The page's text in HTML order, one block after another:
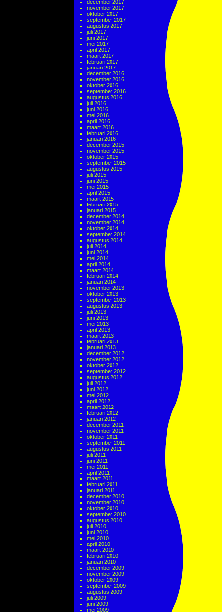
december 2017
november 2017
oktober 2017
september 2017
augustus 2017
juli 2017
juni 2017
mei 2017
april 2017
maart 2017
februari 2017
januari 2017
december 2016
november 2016
oktober 2016
september 2016
augustus 2016
juli 2016
juni 2016
mei 2016
april 2016
maart 2016
februari 2016
januari 2016
december 2015
november 2015
oktober 2015
september 2015
augustus 2015
juli 2015
juni 2015
mei 2015
april 2015
maart 2015
februari 2015
januari 2015
december 2014
november 2014
oktober 2014
september 2014
augustus 2014
juli 2014
juni 2014
mei 2014
april 2014
maart 2014
februari 2014
januari 2014
november 2013
oktober 2013
september 2013
augustus 2013
juli 2013
juni 2013
mei 2013
april 2013
maart 2013
februari 2013
januari 2013
december 2012
november 2012
oktober 2012
september 2012
augustus 2012
juli 2012
juni 2012
mei 2012
april 2012
maart 2012
februari 2012
januari 2012
december 2011
november 2011
oktober 2011
september 2011
augustus 2011
juli 2011
juni 2011
mei 2011
april 2011
maart 2011
februari 2011
januari 2011
december 2010
november 2010
oktober 2010
september 2010
augustus 2010
juli 2010
juni 2010
mei 2010
april 2010
maart 2010
februari 2010
januari 2010
december 2009
november 2009
oktober 2009
september 2009
augustus 2009
juli 2009
juni 2009
mei 2009